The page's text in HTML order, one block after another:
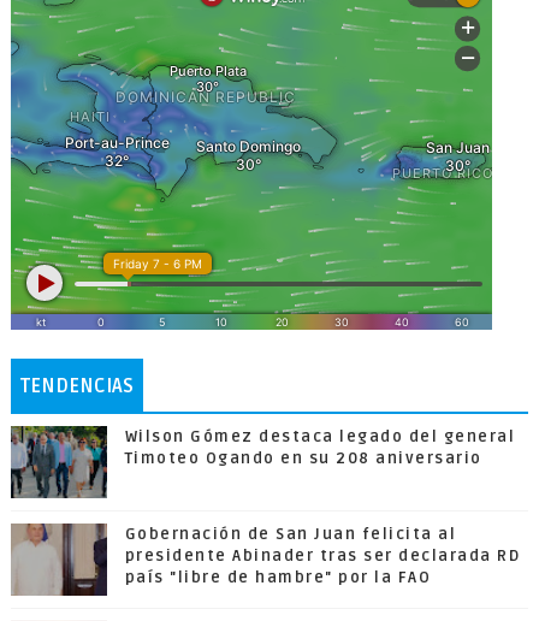
TENDENCIAS
Wilson Gómez destaca legado del general
Timoteo Ogando en su 208 aniversario
Gobernación de San Juan felicita al
presidente Abinader tras ser declarada RD
país "libre de hambre" por la FAO